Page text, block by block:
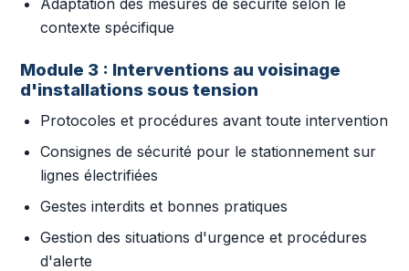
Adaptation des mesures de sécurité selon le
contexte spécifique
Module 3 : Interventions au voisinage
d'installations sous tension
Protocoles et procédures avant toute intervention
Consignes de sécurité pour le stationnement sur
lignes électrifiées
Gestes interdits et bonnes pratiques
Gestion des situations d'urgence et procédures
d'alerte